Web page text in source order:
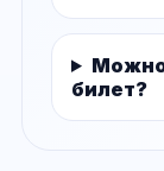
Можно
билет?